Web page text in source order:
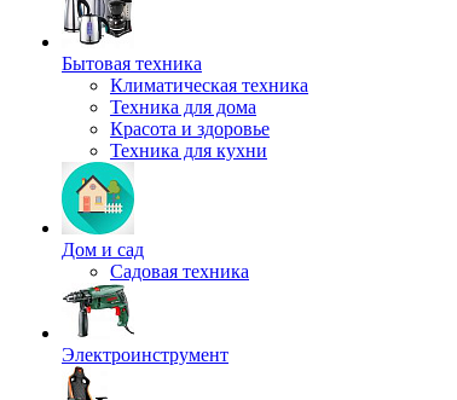
Бытовая техника
Климатическая техника
Техника для дома
Красота и здоровье
Техника для кухни
Дом и сад
Садовая техника
Электроинструмент